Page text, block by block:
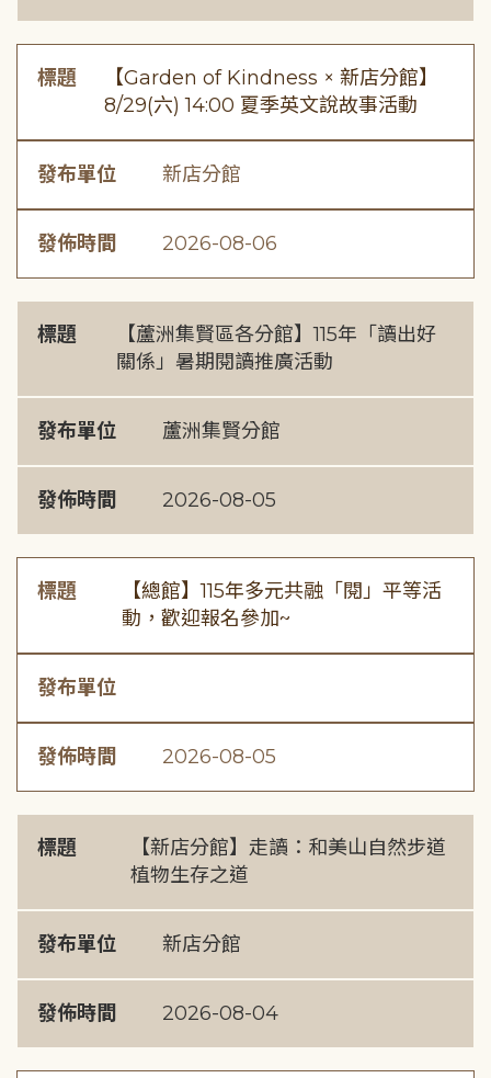
標題
【Garden of Kindness × 新店分館】
8/29(六) 14:00 夏季英文說故事活動
發布單位 新店分館
發佈時間 2026-08-06
標題
【蘆洲集賢區各分館】115年「讀出好
關係」暑期閱讀推廣活動
發布單位 蘆洲集賢分館
發佈時間 2026-08-05
標題
【總館】115年多元共融「閱」平等活
動，歡迎報名參加~
發布單位
發佈時間 2026-08-05
標題
【新店分館】走讀：和美山自然步道
植物生存之道
發布單位 新店分館
發佈時間 2026-08-04